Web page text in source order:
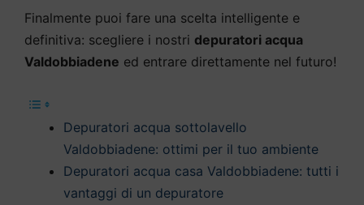
Finalmente puoi fare una scelta intelligente e
definitiva: scegliere i nostri depuratori acqua
Valdobbiadene ed entrare direttamente nel futuro!
Depuratori acqua sottolavello
Valdobbiadene: ottimi per il tuo ambiente
Depuratori acqua casa Valdobbiadene: tutti i
vantaggi di un depuratore